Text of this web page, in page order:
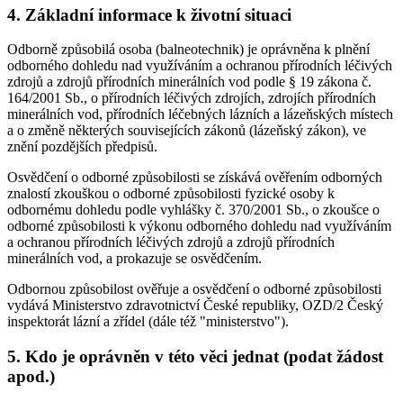
4. Základní informace k životní situaci
Odborně způsobilá osoba (balneotechnik) je oprávněna k plnění
odborného dohledu nad využíváním a ochranou přírodních léčivých
zdrojů a zdrojů přírodních minerálních vod podle § 19 zákona č.
164/2001 Sb., o přírodních léčivých zdrojích, zdrojích přírodních
minerálních vod, přírodních léčebných lázních a lázeňských místech
a o změně některých souvisejících zákonů (lázeňský zákon), ve
znění pozdějších předpisů.
Osvědčení o odborné způsobilosti se získává ověřením odborných
znalostí zkouškou o odborné způsobilosti fyzické osoby k
odbornému dohledu podle vyhlášky č. 370/2001 Sb., o zkoušce o
odborné způsobilosti k výkonu odborného dohledu nad využíváním
a ochranou přírodních léčivých zdrojů a zdrojů přírodních
minerálních vod, a prokazuje se osvědčením.
Odbornou způsobilost ověřuje a osvědčení o odborné způsobilosti
vydává Ministerstvo zdravotnictví České republiky, OZD/2 Český
inspektorát lázní a zřídel (dále též "ministerstvo").
5. Kdo je oprávněn v této věci jednat (podat žádost
apod.)